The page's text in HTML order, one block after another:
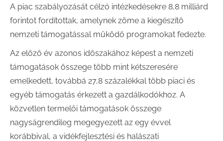
A piac szabályozását célzó intézkedésekre 8,8 milliárd
forintot fordítottak, amelynek zöme a kiegészítő
nemzeti támogatással működő programokat fedezte.
Az előző év azonos időszakához képest a nemzeti
támogatások összege több mint kétszeresére
emelkedett, továbbá 27,8 százalékkal több piaci és
egyéb támogatás érkezett a gazdálkodókhoz. A
közvetlen termelői támogatások összege
nagyságrendileg megegyezett az egy évvel
korábbival, a vidékfejlesztési és halászati